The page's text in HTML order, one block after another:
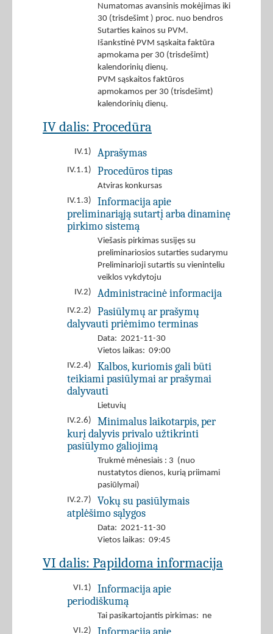
Numatomas avansinis mokėjimas iki
30 (trisdešimt ) proc. nuo bendros
Sutarties kainos su PVM.
Išankstinė PVM sąskaita faktūra
apmokama per 30 (trisdešimt)
kalendorinių dienų.
PVM sąskaitos faktūros
apmokamos per 30 (trisdešimt)
kalendorinių dienų.
IV dalis: Procedūra
IV.1) Aprašymas
IV.1.1) Procedūros tipas
Atviras konkursas
IV.1.3)
Informacija apie
preliminariąją sutartį arba dinaminę
pirkimo sistemą
Viešasis pirkimas susijęs su
preliminariosios sutarties sudarymu
Preliminarioji sutartis su vieninteliu
veiklos vykdytoju
IV.2)
Administracinė informacija
IV.2.2)
Pasiūlymų ar prašymų
dalyvauti priėmimo terminas
Data: 2021-11-30
Vietos laikas: 09:00
IV.2.4)
Kalbos, kuriomis gali būti
teikiami pasiūlymai ar prašymai
dalyvauti
Lietuvių
IV.2.6)
Minimalus laikotarpis, per
kurį dalyvis privalo užtikrinti
pasiūlymo galiojimą
Trukmė mėnesiais : 3 (nuo
nustatytos dienos, kurią priimami
pasiūlymai)
IV.2.7)
Vokų su pasiūlymais
atplėšimo sąlygos
Data: 2021-11-30
Vietos laikas: 09:45
VI dalis: Papildoma informacija
VI.1)
Informacija apie
periodiškumą
Tai pasikartojantis pirkimas: ne
VI.2)